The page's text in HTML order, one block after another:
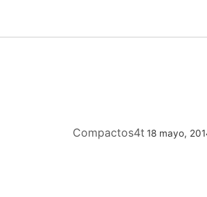
Compactos4t 18 mayo,